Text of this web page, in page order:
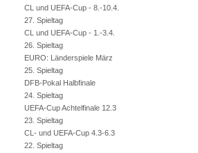
CL und UEFA-Cup - 8.-10.4.
27. Spieltag
CL und UEFA-Cup - 1.-3.4.
26. Spieltag
EURO: Länderspiele März
25. Spieltag
DFB-Pokal Halbfinale
24. Spieltag
UEFA-Cup Achtelfinale 12.3
23. Spieltag
CL- und UEFA-Cup 4.3-6.3
22. Spieltag